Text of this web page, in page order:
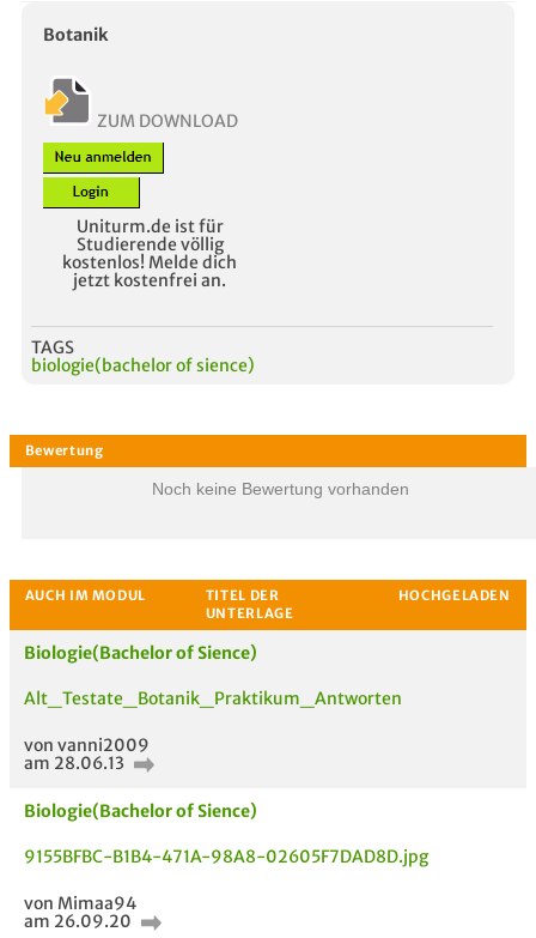
Botanik
ZUM DOWNLOAD
Uniturm.de ist für
Studierende völlig
kostenlos! Melde dich
jetzt kostenfrei an.
TAGS
biologie(bachelor of sience)
Bewertung
Noch keine Bewertung vorhanden
Biologie(Bachelor of Sience)
Alt_Testate_Botanik_Praktikum_Antworten
von vanni2009
am 28.06.13
Biologie(Bachelor of Sience)
9155BFBC-B1B4-471A-98A8-02605F7DAD8D.jpg
von Mimaa94
am 26.09.20